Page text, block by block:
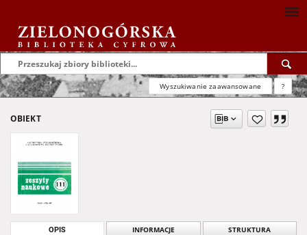
Wyszukiwanie zaawansowane ?
OBIEKT
OPIS INFORMACJE STRUKTURA